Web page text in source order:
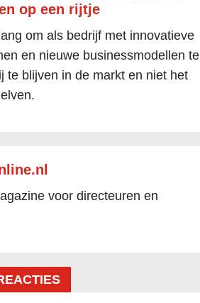
op een rijtje
om als bedrijf met innovatieve
en nieuwe businessmodellen te
te blijven in de markt en niet het
voor directeuren en